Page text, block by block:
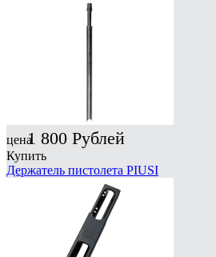
цена1 800 Рублей
Купить
Держатель пистолета PIUSI